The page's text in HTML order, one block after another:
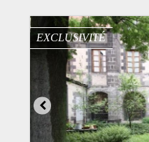
EXCLUSIVITÉ